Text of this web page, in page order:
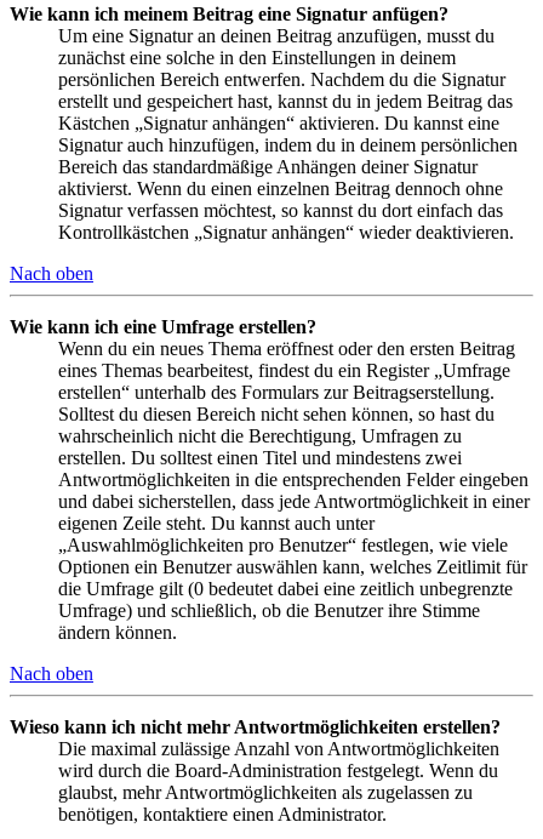
Wie kann ich meinem Beitrag eine Signatur anfügen?
Um eine Signatur an deinen Beitrag anzufügen, musst du
zunächst eine solche in den Einstellungen in deinem
persönlichen Bereich entwerfen. Nachdem du die Signatur
erstellt und gespeichert hast, kannst du in jedem Beitrag das
Kästchen „Signatur anhängen“ aktivieren. Du kannst eine
Signatur auch hinzufügen, indem du in deinem persönlichen
Bereich das standardmäßige Anhängen deiner Signatur
aktivierst. Wenn du einen einzelnen Beitrag dennoch ohne
Signatur verfassen möchtest, so kannst du dort einfach das
Kontrollkästchen „Signatur anhängen“ wieder deaktivieren.
Nach oben
Wie kann ich eine Umfrage erstellen?
Wenn du ein neues Thema eröffnest oder den ersten Beitrag
eines Themas bearbeitest, findest du ein Register „Umfrage
erstellen“ unterhalb des Formulars zur Beitragserstellung.
Solltest du diesen Bereich nicht sehen können, so hast du
wahrscheinlich nicht die Berechtigung, Umfragen zu
erstellen. Du solltest einen Titel und mindestens zwei
Antwortmöglichkeiten in die entsprechenden Felder eingeben
und dabei sicherstellen, dass jede Antwortmöglichkeit in einer
eigenen Zeile steht. Du kannst auch unter
„Auswahlmöglichkeiten pro Benutzer“ festlegen, wie viele
Optionen ein Benutzer auswählen kann, welches Zeitlimit für
die Umfrage gilt (0 bedeutet dabei eine zeitlich unbegrenzte
Umfrage) und schließlich, ob die Benutzer ihre Stimme
ändern können.
Nach oben
Wieso kann ich nicht mehr Antwortmöglichkeiten erstellen?
Die maximal zulässige Anzahl von Antwortmöglichkeiten
wird durch die Board-Administration festgelegt. Wenn du
glaubst, mehr Antwortmöglichkeiten als zugelassen zu
benötigen, kontaktiere einen Administrator.